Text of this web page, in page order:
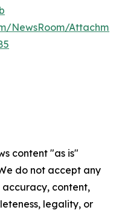
NewsRoom/
content "as is"
do not accept any
content,
legality, or